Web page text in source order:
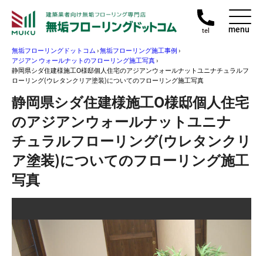
tel menu
無垢フローリングドットコム›無垢フローリング施工事例›
アジアン ウォールナットのフローリング施工写真›
静岡県シダ住建様施工O様邸個人住宅のアジアンウォールナットユニナチュラルフ
ローリング(ウレタンクリア塗装)についてのフローリング施工写真
静岡県シダ住建様施工O様邸個人住宅
のアジアンウォールナットユニナ
チュラルフローリング(ウレタンクリ
ア塗装)についてのフローリング施工
写真